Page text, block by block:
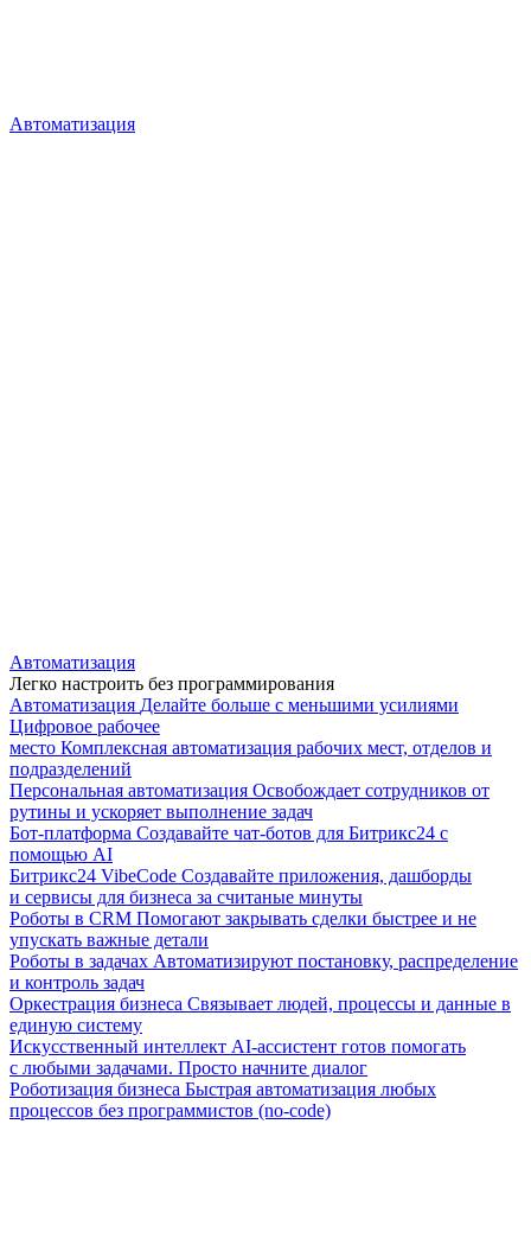
Автоматизация
Автоматизация
Легко настроить без программирования
Автоматизация Делайте больше с меньшими усилиями
Цифровое рабочее
место Комплексная автоматизация рабочих мест, отделов и
подразделений
Персональная автоматизация Освобождает сотрудников от
рутины и ускоряет выполнение задач
Бот-платформа Создавайте чат-ботов для Битрикс24 с
помощью AI
Битрикс24 VibeCode Создавайте приложения, дашборды
и сервисы для бизнеса за считаные минуты
Роботы в CRM Помогают закрывать сделки быстрее и не
упускать важные детали
Роботы в задачах Автоматизируют постановку, распределение
и контроль задач
Оркестрация бизнеса Связывает людей, процессы и данные в
единую систему
Искусственный интеллект AI-ассистент готов помогать
с любыми задачами. Просто начните диалог
Роботизация бизнеса Быстрая автоматизация любых
процессов без программистов (no-code)